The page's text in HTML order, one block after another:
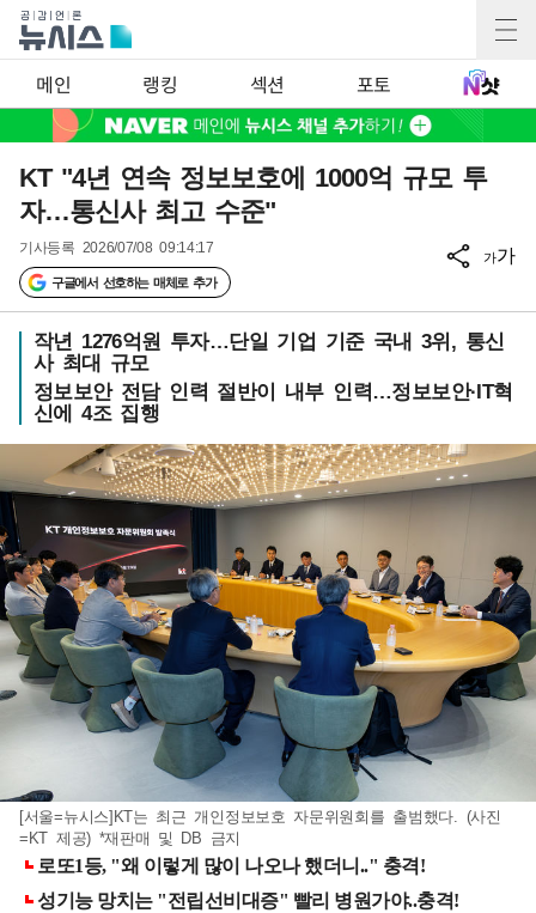
메인 랭킹 섹션 포토
KT "4년 연속 정보보호에 1000억 규모 투
자…통신사 최고 수준"
기사등록 2026/07/08 09:14:17
구글에서 선호하는 매체로 추가
가가
작년 1276억원 투자…단일 기업 기준 국내 3위, 통신
사 최대 규모
정보보안 전담 인력 절반이 내부 인력…정보보안·IT혁
신에 4조 집행
[서울=뉴시스]KT는 최근 개인정보보호 자문위원회를 출범했다. (사진
=KT 제공) *재판매 및 DB 금지